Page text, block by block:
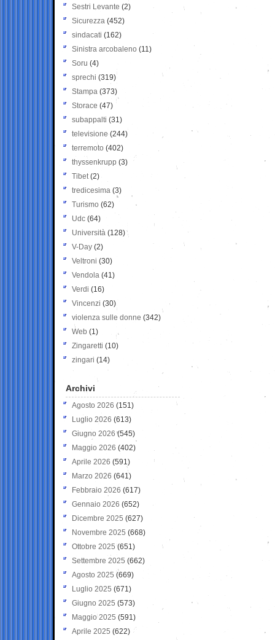
Sestri Levante (2)
Sicurezza (452)
sindacati (162)
Sinistra arcobaleno (11)
Soru (4)
sprechi (319)
Stampa (373)
Storace (47)
subappalti (31)
televisione(244)
terremoto (402)
thyssenkrupp (3)
Tibet(2)
tredicesima (3)
Turismo (62)
Udc (64)
Università (128)
V-Day (2)
Veltroni (30)
Vendola (41)
Verdi (16)
Vincenzi (30)
violenza sulle donne (342)
Web (1)
Zingaretti (10)
zingari (14)
Archivi
Agosto 2026 (151)
Luglio 2026 (613)
Giugno 2026 (545)
Maggio 2026 (402)
Aprile 2026 (591)
Marzo 2026 (641)
Febbraio 2026 (617)
Gennaio 2026 (652)
Dicembre 2025 (627)
Novembre 2025 (668)
Ottobre 2025 (651)
Settembre 2025 (662)
Agosto 2025 (669)
Luglio 2025 (671)
Giugno 2025 (573)
Maggio 2025 (591)
Aprile 2025 (622)